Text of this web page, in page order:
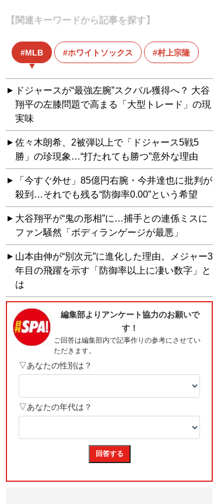
【関連キーワードから記事を探す】
MLB ホワイトソックス 村上宗隆
ドジャースが“最強左腕”スクバル獲得へ？ 大谷
翔平の左膝問題で高まる「大型トレード」の現
実味
佐々木朗希、2被弾以上で「ドジャース5戦5
勝」の珍現象…“打たれても勝つ”意外な理由
「今すぐ外せ」85億円右腕・今井達也に批判が
殺到…それでも残る“防御率0.00”という希望
大谷翔平が“鬼の形相”に…捕手との連係ミスに
ファン騒然「ボディランゲージが最悪」
山本由伸が“別次元”に進化した理由。メジャー3
年目の飛躍を示す「防御率以上に凄い数字」と
は